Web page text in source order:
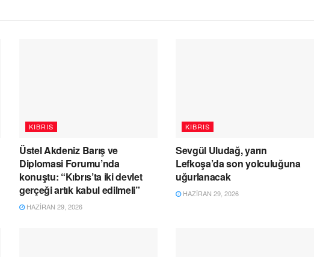
KIBRIS
Üstel Akdeniz Barış ve
Diplomasi Forumu’nda
konuştu: “Kıbrıs’ta iki devlet
gerçeği artık kabul edilmeli”
HAZIRAN 29, 2026
KIBRIS
Sevgül Uludağ, yarın
Lefkoşa’da son yolculuğuna
uğurlanacak
HAZIRAN 29, 2026